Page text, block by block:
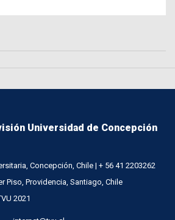
Universidad de Concepción
Concepción, Chile | + 56 41 2203262
Piso, Providencia, Santiago, Chile
2021